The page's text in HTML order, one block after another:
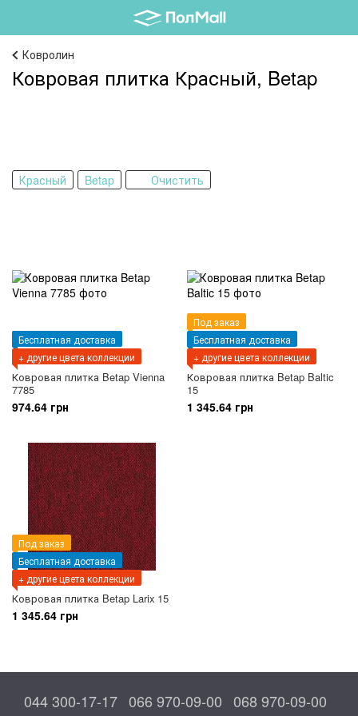
Ковролин
Ковровая плитка Красный, Betap
Красный Betap Очистить
Бесплатная доставка
+ другие цвета коллекции
Ковровая плитка Betap Vienna
7785
974.64 грн
Под заказ
Бесплатная доставка
+ другие цвета коллекции
Ковровая плитка Betap Baltic
15
1 345.64 грн
Под заказ
Бесплатная доставка
+ другие цвета коллекции
Ковровая плитка Betap Larix 15
1 345.64 грн
044 300-17-17 066 970-09-00 068 970-09-00